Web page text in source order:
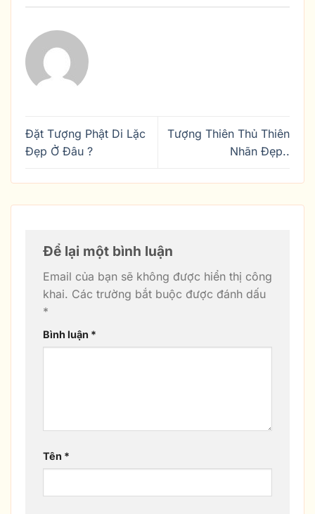
Đặt Tượng Phật Di Lặc
Đẹp Ở Đâu ?
Tượng Thiên Thủ Thiên
Nhãn Đẹp..
Để lại một bình luận
Email của bạn sẽ không được hiển thị công
khai. Các trường bắt buộc được đánh dấu
*
Bình luận *
Tên *